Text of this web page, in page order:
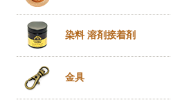
染料 溶剤接着剤
金具